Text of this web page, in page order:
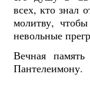
всех, кто знал
молитву,
невольные
Вечная память
Пантелеимону.